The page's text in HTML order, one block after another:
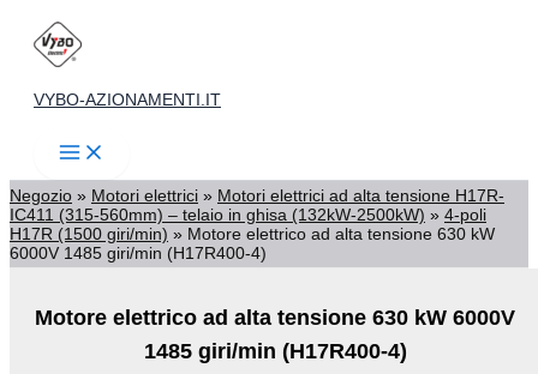
contenuto
VYBO-AZIONAMENTI.IT
Negozio » Motori elettrici » Motori elettrici ad alta tensione H17R-
IC411 (315-560mm) – telaio in ghisa (132kW-2500kW) » 4-poli
H17R (1500 giri/min) » Motore elettrico ad alta tensione 630 kW
6000V 1485 giri/min (H17R400-4)
Motore elettrico ad alta tensione 630 kW 6000V
1485 giri/min (H17R400-4)